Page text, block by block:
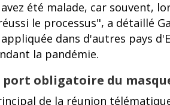
été malade, car souvent,
le processus", a détaillé
dans d'autres pays
la pandémie.
port obligatoire du
de la réunion